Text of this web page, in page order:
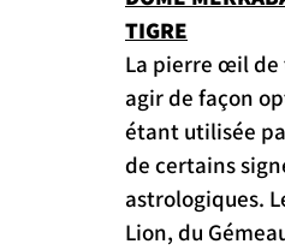
TIGRE
La pierre œil
agir de façon
étant utilisée
de certains
astrologiques.
Lion, du